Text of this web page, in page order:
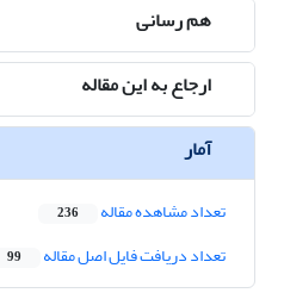
هم رسانی
ارجاع به این مقاله
آمار
تعداد مشاهده مقاله 236
تعداد دریافت فایل اصل مقاله 99